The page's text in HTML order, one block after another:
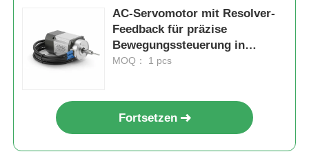
AC-Servomotor mit Resolver-
Feedback für präzise
Bewegungssteuerung in
automatisierten
MOQ： 1 pcs
Fortsetzen